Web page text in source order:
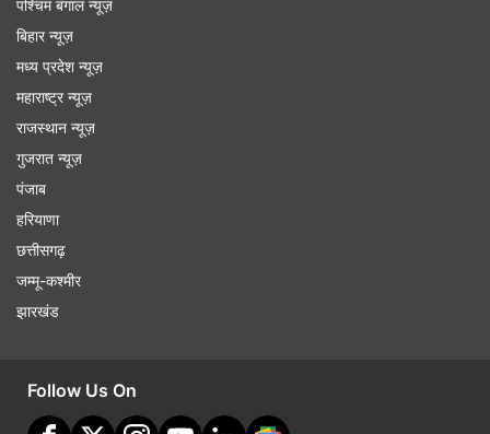
पश्चिम बंगाल न्यूज़
बिहार न्यूज़
मध्य प्रदेश न्यूज़
महाराष्ट्र न्यूज़
राजस्थान न्यूज़
गुजरात न्यूज़
पंजाब
हरियाणा
छत्तीसगढ़
जम्मू-कश्मीर
झारखंड
Follow Us On